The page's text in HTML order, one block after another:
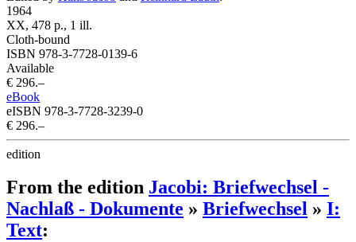
1964
XX, 478 p., 1 ill.
Cloth-bound
ISBN 978-3-7728-0139-6
Available
€ 296.–
eBook
eISBN 978-3-7728-3239-0
€ 296.–
edition
From the edition Jacobi: Briefwechsel -
Nachlaß - Dokumente » Briefwechsel » I:
Text: